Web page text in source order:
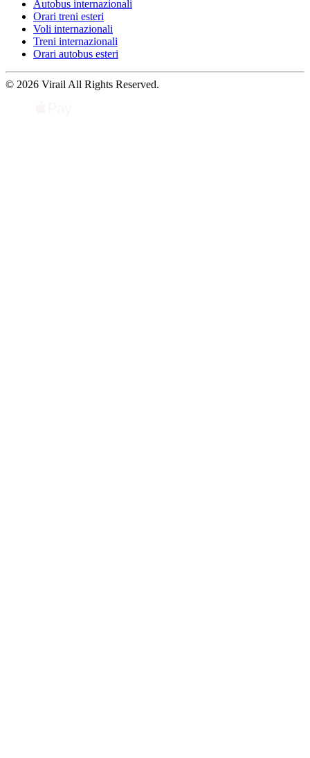
Autobus internazionali
Orari treni esteri
Voli internazionali
Treni internazionali
Orari autobus esteri
© 2026 Virail All Rights Reserved.